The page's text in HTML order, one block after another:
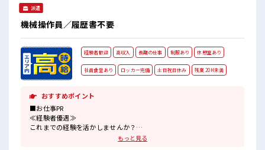
派遣
機械操作員／履歴書不要
経験者歓迎 高収入 長期の仕事 制服あり 休憩室あり
社員食堂あり ロッカー完備 土日祝日休み 残業 20H未満
おすすめポイント
■お仕事PR
≪経験者優遇≫
これまでの経験を活かしませんか？
もっと見る